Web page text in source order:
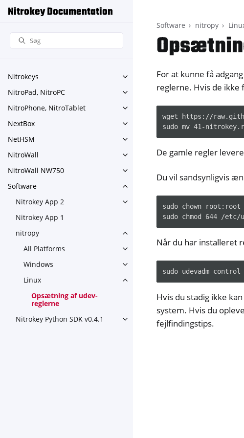
Nitrokey Documentation
Nitrokeys
Toggle navigation of Nitrokeys
NitroPad, NitroPC
Toggle navigation of NitroPad,
NitroPhone, NitroTablet
Toggle navigation of NitroPhone,
NextBox
Toggle navigation of NextBox
NetHSM
Toggle navigation of NetHSM
NitroWall
Toggle navigation of NitroWall
NitroWall NW750
Toggle navigation of NitroWall
Software
Toggle navigation of Software
Nitrokey App 2
Toggle navigation of Nitrokey App 2
Nitrokey App 1
nitropy
Toggle navigation of nitropy
All Platforms
Toggle navigation of All Platforms
Windows
Toggle navigation of Windows
Linux
Toggle navigation of Linux
Opsætning af udev-
reglerne
Nitrokey Python SDK v0.4.1
Toggle navigation of Nitrokey Python
Software nitropy
For at kunne få
reglerne. Hvis de
wget https://
De gamle regler
Du vil sandsynligvis
sudo chown
Når du har installeret
Hvis du stadig ikke
system. Hvis du
fejlfindingstips.